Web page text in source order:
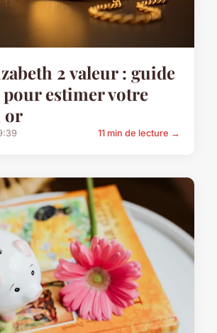
2 valeur : guide
estimer votre
or
11 min de lecture →